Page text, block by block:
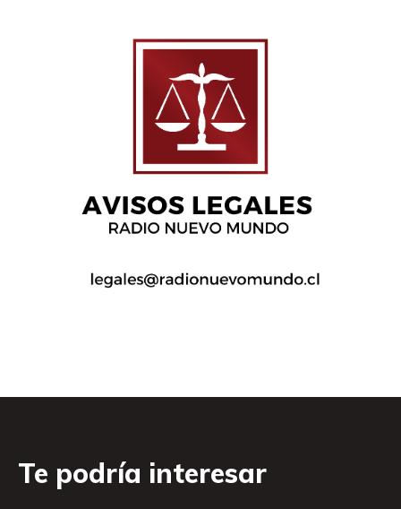
Te podría interesar